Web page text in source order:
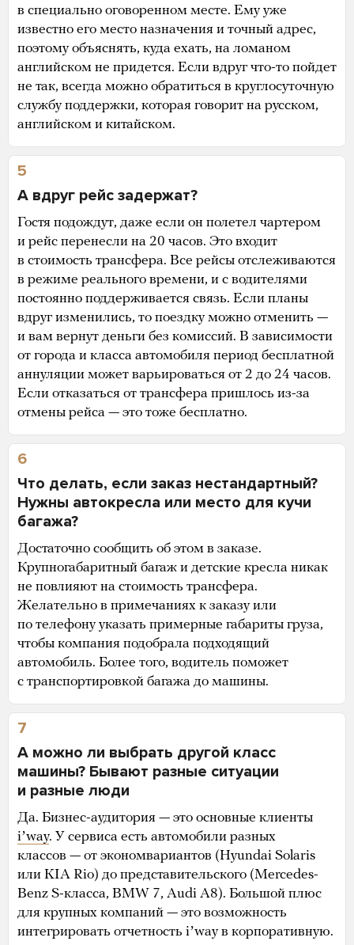
в специально оговоренном месте. Ему уже
известно его место назначения и точный адрес,
поэтому объяснять, куда ехать, на ломаном
английском не придется. Если вдруг что-то пойдет
не так, всегда можно обратиться в круглосуточную
службу поддержки, которая говорит на русском,
английском и китайском.
5
А вдруг рейс задержат?
Гостя подождут, даже если он полетел чартером
и рейс перенесли на 20 часов. Это входит
в стоимость трансфера. Все рейсы отслеживаются
в режиме реального времени, и с водителями
постоянно поддерживается связь. Если планы
вдруг изменились, то поездку можно отменить —
и вам вернут деньги без комиссий. В зависимости
от города и класса автомобиля период бесплатной
аннуляции может варьироваться от 2 до 24 часов.
Если отказаться от трансфера пришлось из-за
отмены рейса — это тоже бесплатно.
6
Что делать, если заказ нестандартный?
Нужны автокресла или место для кучи
багажа?
Достаточно сообщить об этом в заказе.
Крупногабаритный багаж и детские кресла никак
не повлияют на стоимость трансфера.
Желательно в примечаниях к заказу или
по телефону указать примерные габариты груза,
чтобы компания подобрала подходящий
автомобиль. Более того, водитель поможет
с транспортировкой багажа до машины.
7
А можно ли выбрать другой класс
машины? Бывают разные ситуации
и разные люди
Да. Бизнес-аудитория — это основные клиенты
iʼway. У сервиса есть автомобили разных
классов — от экономвариантов (Hyundai Solaris
или KIA Rio) до представительского (Mercedes-
Benz S-класса, BMW 7, Audi A8). Большой плюс
для крупных компаний — это возможность
интегрировать отчетность iʼway в корпоративную.